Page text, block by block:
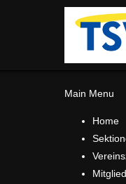
Main Menu
Home